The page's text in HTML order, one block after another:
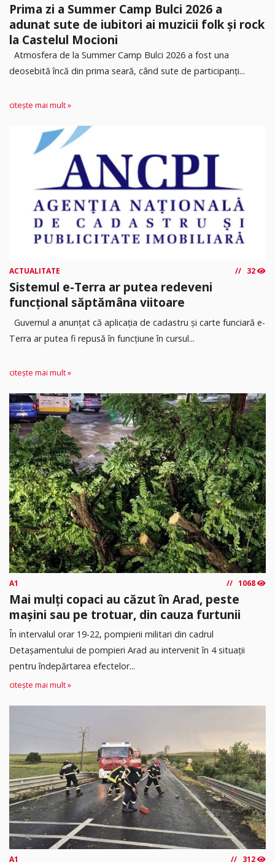
Prima zi a Summer Camp Bulci 2026 a
adunat sute de iubitori ai muzicii folk și rock
la Castelul Mocioni
Atmosfera de la Summer Camp Bulci 2026 a fost una
deosebită încă din prima seară, când sute de participanți...
citește mai mult »
ACTUALITATE 32
Sistemul e-Terra ar putea redeveni
funcțional săptămâna viitoare
Guvernul a anunțat că aplicația de cadastru și carte funciară e-
Terra ar putea fi repusă în funcțiune în cursul...
citește mai mult »
A1 1068
Mai mulți copaci au căzut în Arad, peste
mașini sau pe trotuar, din cauza furtunii
În intervalul orar 19-22, pompierii militari din cadrul
Detașamentului de pompieri Arad au intervenit în 4 situații
pentru îndepărtarea efectelor...
citește mai mult »
A1 312